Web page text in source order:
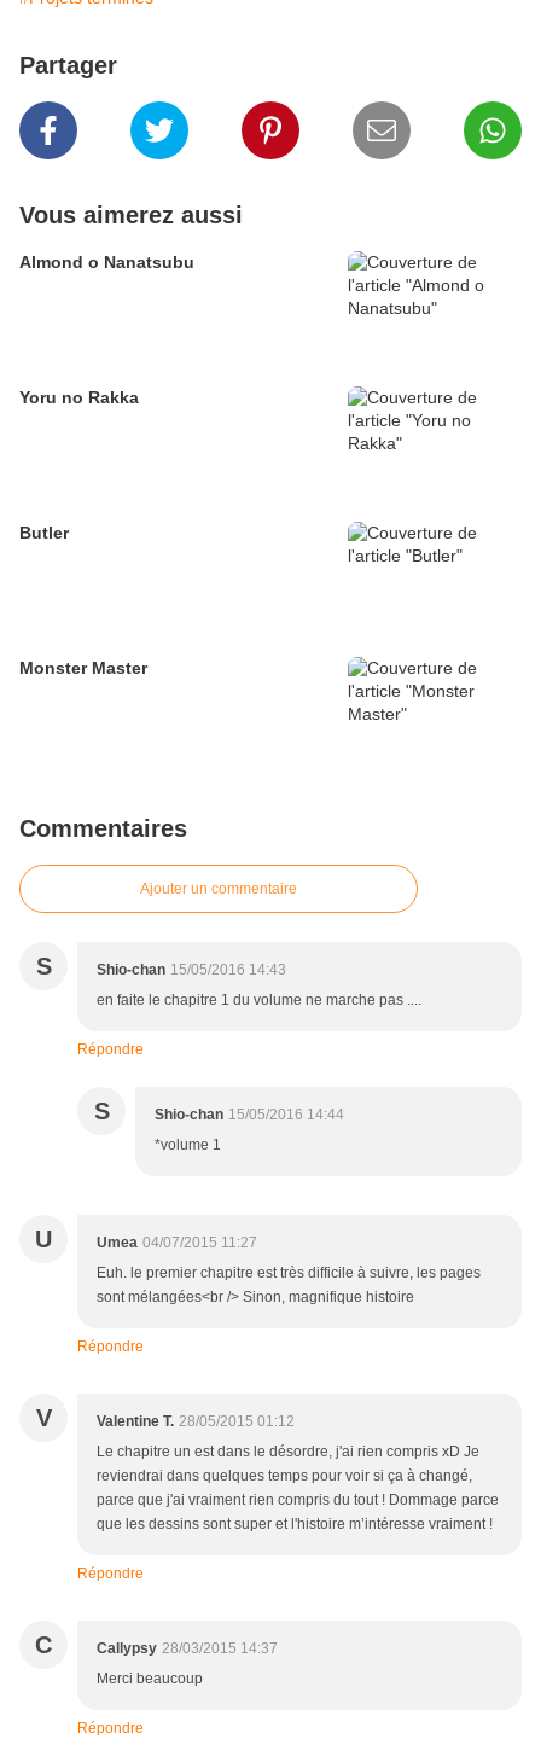
Partager
Vous aimerez aussi
Almond o Nanatsubu
Yoru no Rakka
Butler
Monster Master
Commentaires
Ajouter un commentaire
S Shio-chan 15/05/2016 14:43
en faite le chapitre 1 du volume ne marche pas ....
Répondre
S Shio-chan 15/05/2016 14:44
*volume 1
U Umea 04/07/2015 11:27
Euh. le premier chapitre est très difficile à suivre, les pages
sont mélangées<br /> Sinon, magnifique histoire
Répondre
V Valentine T. 28/05/2015 01:12
Le chapitre un est dans le désordre, j'ai rien compris xD Je
reviendrai dans quelques temps pour voir si ça à changé,
parce que j'ai vraiment rien compris du tout ! Dommage parce
que les dessins sont super et l'histoire m’intéresse vraiment !
Répondre
C Callypsy 28/03/2015 14:37
Merci beaucoup
Répondre